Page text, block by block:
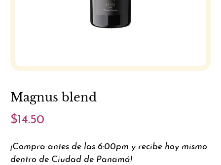
Magnus blend
$14.50
¡Compra antes de las 6:00pm y recibe hoy mismo
dentro de Ciudad de Panamá!